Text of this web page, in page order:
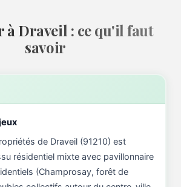
à Draveil : ce qu'il faut
savoir
de Draveil (91210) est
résidentiel mixte avec pavillonnaire
(Champrosay, forêt de